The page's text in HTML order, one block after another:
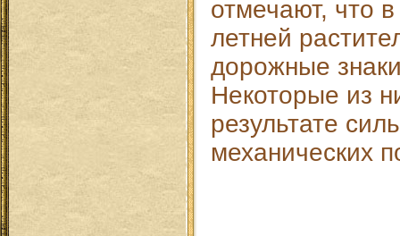
отмечают, что
летней
дорожные
Некоторые из
результате
механических